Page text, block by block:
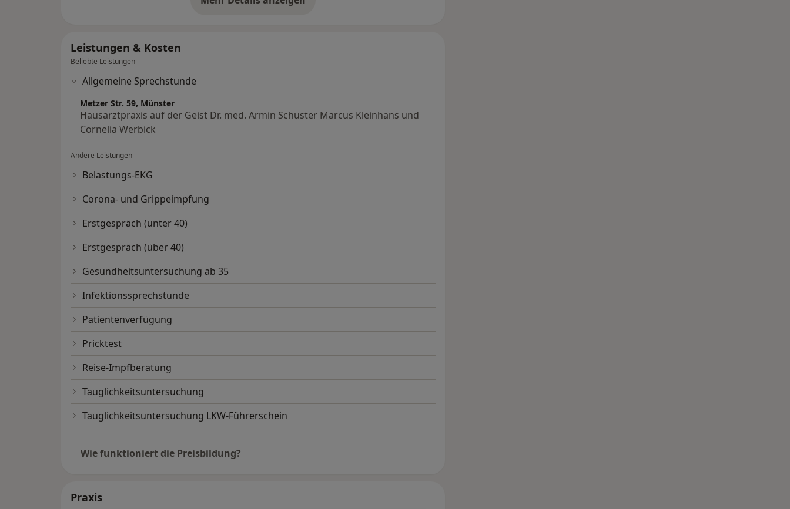
über Erfahrungen
Leistungen & Kosten
Beliebte Leistungen
Allgemeine Sprechstunde
Metzer Str. 59, Münster
Hausarztpraxis auf der Geist Dr. med. Armin Schuster Marcus Kleinhans und
Cornelia Werbick
Andere Leistungen
Belastungs-EKG
Corona- und Grippeimpfung
Erstgespräch (unter 40)
Erstgespräch (über 40)
Gesundheitsuntersuchung ab 35
Infektionssprechstunde
Patientenverfügung
Pricktest
Reise-Impfberatung
Tauglichkeitsuntersuchung
Tauglichkeitsuntersuchung LKW-Führerschein
Wie funktioniert die Preisbildung?
Praxis